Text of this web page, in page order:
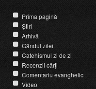
Prima pagină
Știri
Arhivă
Gândul zilei
Catehismul zi de zi
Recenzii cărți
Comentariu evanghelic
Video